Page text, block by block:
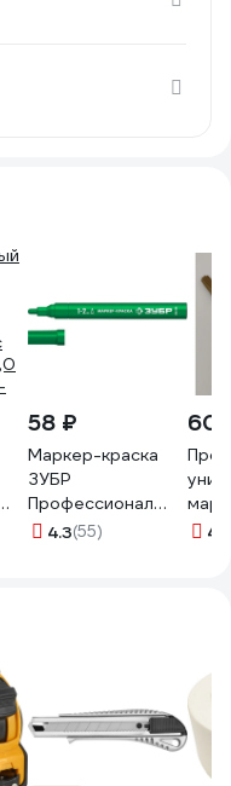
58 ₽
Маркер-краска
ЗУБР
Профессионал
МК-200 1 мм,
4.3(55)
60
4.7